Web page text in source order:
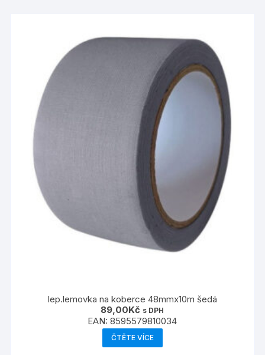
lep.lemovka na koberce 48mmx10m šedá
89,00Kč s DPH
EAN:8595579810034
ČTĚTE VÍCE